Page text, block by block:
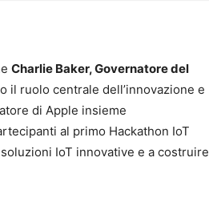
Charlie Baker, Governatore del
il ruolo centrale dell’innovazione e
di Apple insieme
al primo Hackathon IoT
IoT innovative e a costruire